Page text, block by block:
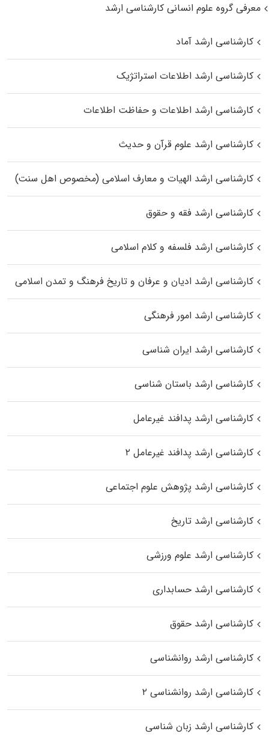
معرفی گروه علوم انسانی کارشناسی ارشد
کارشناسی ارشد آماد
کارشناسی ارشد اطلاعات استراتژیک
کارشناسی ارشد اطلاعات و حفاظت اطلاعات
کارشناسی ارشد علوم قرآن و حدیث
کارشناسی ارشد الهیات و معارف اسلامی (مخصوص اهل سنت)
کارشناسی ارشد فقه و حقوق
کارشناسی ارشد فلسفه و کلام اسلامی
کارشناسی ارشد ادیان و عرفان و تاریخ فرهنگ و تمدن اسلامی
کارشناسی ارشد امور فرهنگی
کارشناسی ارشد ایران شناسی
کارشناسی ارشد باستان شناسی
کارشناسی ارشد پدافند غیرعامل
کارشناسی ارشد پدافند غیرعامل ۲
کارشناسی ارشد پژوهش علوم اجتماعی
کارشناسی ارشد تاریخ
کارشناسی ارشد علوم ورزشی
کارشناسی ارشد حسابداری
کارشناسی ارشد حقوق
کارشناسی ارشد روانشناسی
کارشناسی ارشد روانشناسی ۲
کارشناسی ارشد زبان شناسی